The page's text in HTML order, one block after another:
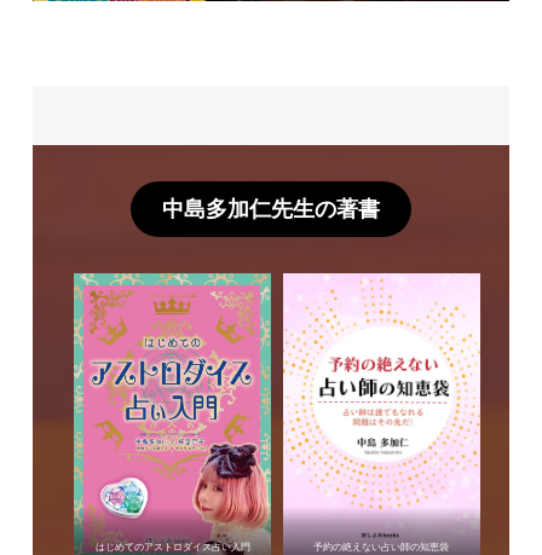
中島多加仁先生の著書
はじめてのアストロダイス占い入門 予約の絶えない占い師の知恵袋